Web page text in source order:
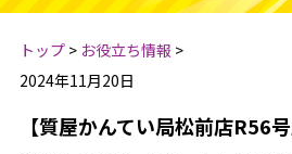
トップ> お役立ち情報 >
2024年11月20日
【質屋かんてい局松前店R56